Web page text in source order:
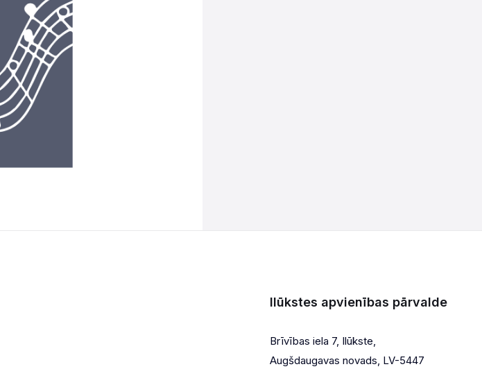
Ilūkstes apvienības pārvalde
Brīvības iela 7, Ilūkste,
Augšdaugavas novads, LV-5447